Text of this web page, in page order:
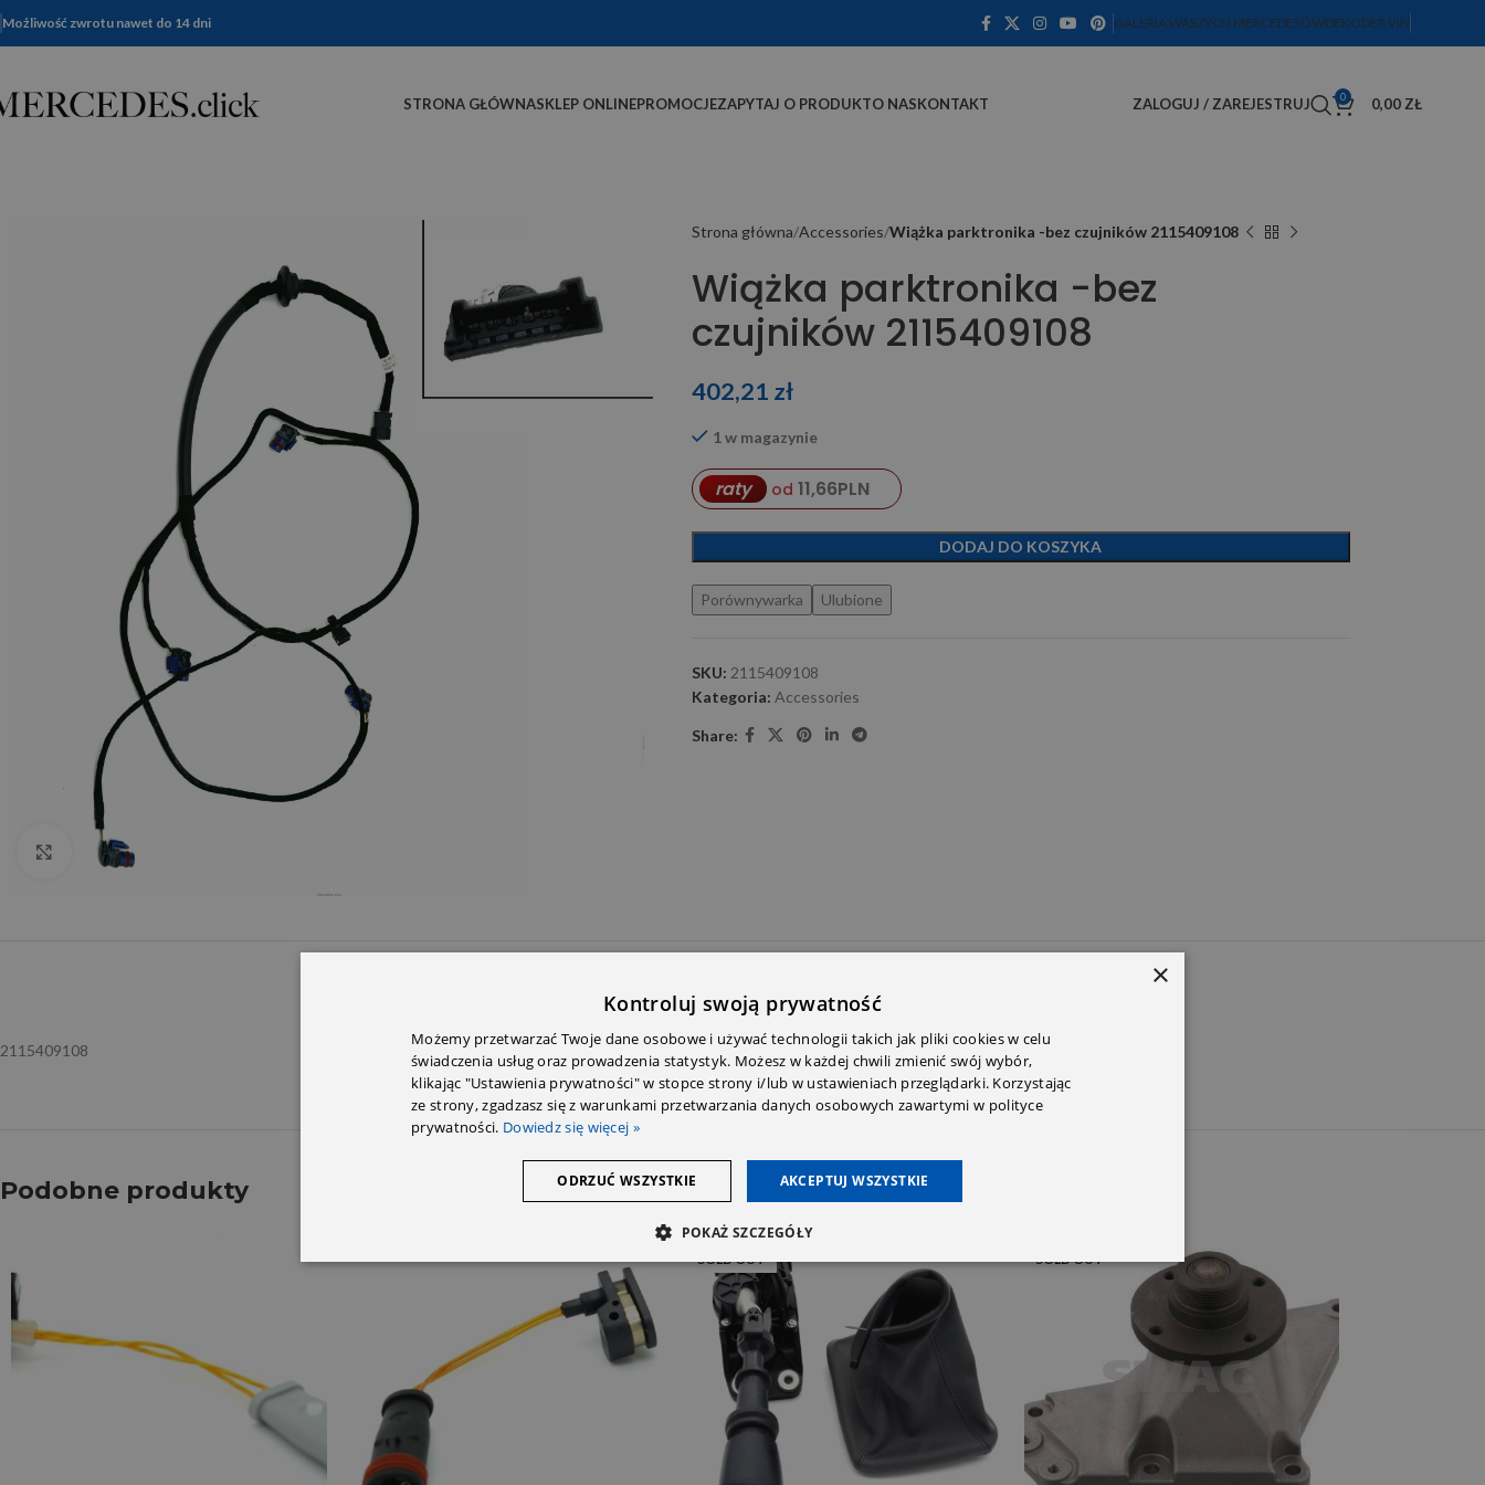
Możliwość zwrotu nawet do 14 dni GALERIA WASZYCH MERCEDESÓWDEKODER VIN
STRONA GŁÓWNASKLEP ONLINEPROMOCJEZAPYTAJ O PRODUKTO NASKONTAKT ZALOGUJ / ZAREJESTRUJ 0 0,00 ZŁ
Click to enlarge
Strona główna Accessories Wiążka parktronika -bez czujników 2115409108
Wiążka parktronika -bez
czujników 2115409108
402,21 zł
1 w magazynie
raty od 11,66PLN
DODAJ DO KOSZYKA
Porównywarka Ulubione
SKU: 2115409108
Kategoria: Accessories
Share:
2115409108
Podobne produkty
SOLD OUT SOLD OUT
×
Kontroluj swoją prywatność
Możemy przetwarzać Twoje dane osobowe i używać technologii takich jak pliki cookies w celu
świadczenia usług oraz prowadzenia statystyk. Możesz w każdej chwili zmienić swój wybór,
klikając "Ustawienia prywatności" w stopce strony i/lub w ustawieniach przeglądarki. Korzystając
ze strony, zgadzasz się z warunkami przetwarzania danych osobowych zawartymi w polityce
prywatności. Dowiedz się więcej »
AKCEPTUJ WSZYSTKIE
ODRZUĆ WSZYSTKIE
POKAŻ SZCZEGÓŁY